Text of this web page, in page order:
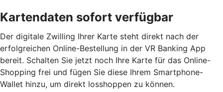
Kartendaten sofort verfügbar
Der digitale Zwilling Ihrer Karte steht direkt nach der
erfolgreichen Online-Bestellung in der VR Banking App
bereit. Schalten Sie jetzt noch Ihre Karte für das Online-
Shopping frei und fügen Sie diese Ihrem Smartphone-
Wallet hinzu, um direkt losshoppen zu können.